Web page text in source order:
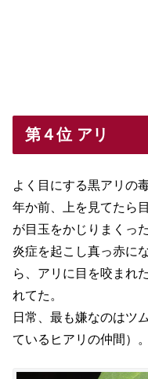
第４位 アリ
よく目にする黒アリの
年か前、上を見てたら
が目玉をかじりまくっ
炎症を起こし真っ赤に
ら、アリに目を咬まれ
れてた。
日常、最も嫌なのはツ
ているヒアリの仲間）。